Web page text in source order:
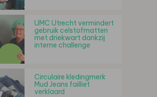
UMC Utrecht vermindert
gebruik celstofmatten
met driekwart dankzij
interne challenge
Circulaire kledingmerk
Mud Jeans failliet
verklaard